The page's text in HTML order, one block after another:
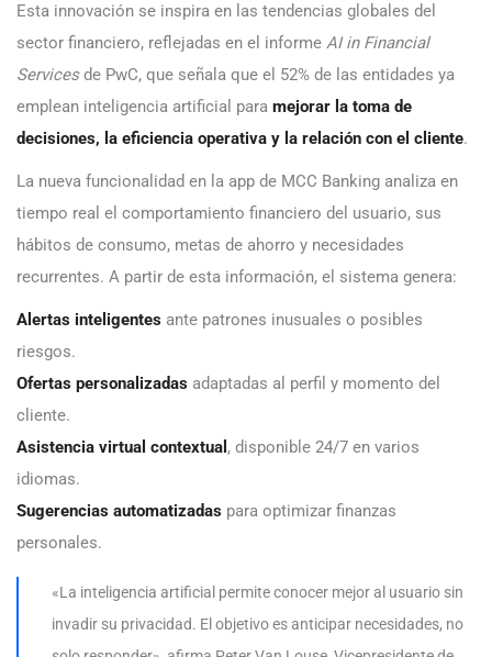
Esta innovación se inspira en las tendencias globales del
sector financiero, reflejadas en el informe AI in Financial
Servicesde PwC, que señala que el 52% de las entidades ya
emplean inteligencia artificial para mejorar la toma de
decisiones, la eficiencia operativa y la relación con el cliente.
La nueva funcionalidad en la app de MCC Banking analiza en
tiempo real el comportamiento financiero del usuario, sus
hábitos de consumo, metas de ahorro y necesidades
recurrentes. A partir de esta información, el sistema genera:
Alertas inteligentes ante patrones inusuales o posibles
riesgos.
Ofertas personalizadas adaptadas al perfil y momento del
cliente.
Asistencia virtual contextual , disponible 24/7 en varios
idiomas.
Sugerencias automatizadas para optimizar finanzas
personales.
«La inteligencia artificial permite conocer mejor al usuario sin
invadir su privacidad. El objetivo es anticipar necesidades, no